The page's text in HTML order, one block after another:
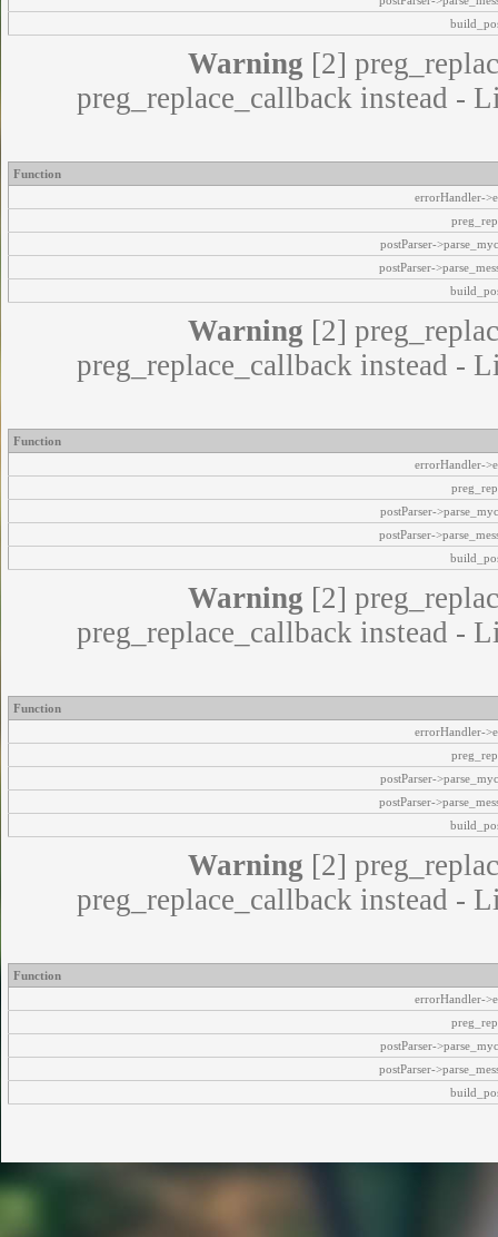
Warning [2]
preg_replace_callback instead -
Function
errorHandler-
postParser-
postParser-
Warning [2]
preg_replace_callback instead -
Function
errorHandler-
postParser-
postParser-
Warning [2]
preg_replace_callback instead -
Function
errorHandler-
postParser-
postParser-
Warning [2]
preg_replace_callback instead -
Function
errorHandler-
postParser-
postParser-